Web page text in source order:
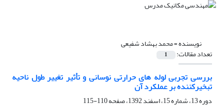
نویسنده =محمد بهشاد شفیعی
تعداد مقالات: 1
بررسی تجربی لوله های حرارتی نوسانی و تأثیر تغییر طول ناحیه
تبخیرکننده بر عملکرد آن
دوره 13، شماره 15، اسفند 1392، صفحه
110-115